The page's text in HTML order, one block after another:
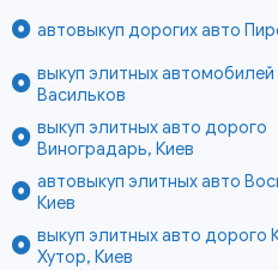
автовыкуп дорогих авто
выкуп элитных автомобилей
Васильков
выкуп элитных авто дорого
Виноградарь, Киев
автовыкуп элитных авто
Киев
выкуп элитных авто дорого
Хутор, Киев